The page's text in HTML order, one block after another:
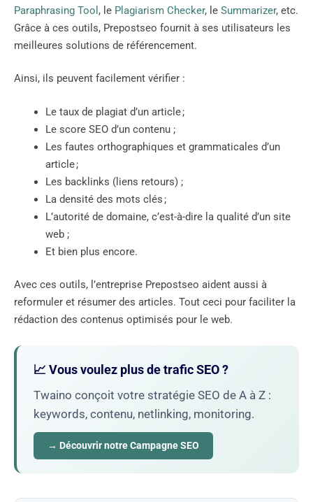
Paraphrasing Tool , le Plagiarism Checker, le Summarizer, etc.
Grâce à ces outils, Prepostseo fournit à ses utilisateurs les
meilleures solutions de référencement.
Ainsi, ils peuvent facilement vérifier :
Le taux de plagiat d’un article ;
Le score SEO d’un contenu ;
Les fautes orthographiques et grammaticales d’un
article ;
Les backlinks (liens retours) ;
La densité des mots clés ;
L’autorité de domaine, c’est-à-dire la qualité d’un site
web ;
Et bien plus encore.
Avec ces outils, l’entreprise Prepostseo aident aussi à
reformuler et résumer des articles. Tout ceci pour faciliter la
rédaction des contenus optimisés pour le web.
📈 Vous voulez plus de trafic SEO ?
Twaino conçoit votre stratégie SEO de A à Z :
keywords, contenu, netlinking, monitoring.
→ Découvrir notre Campagne SEO